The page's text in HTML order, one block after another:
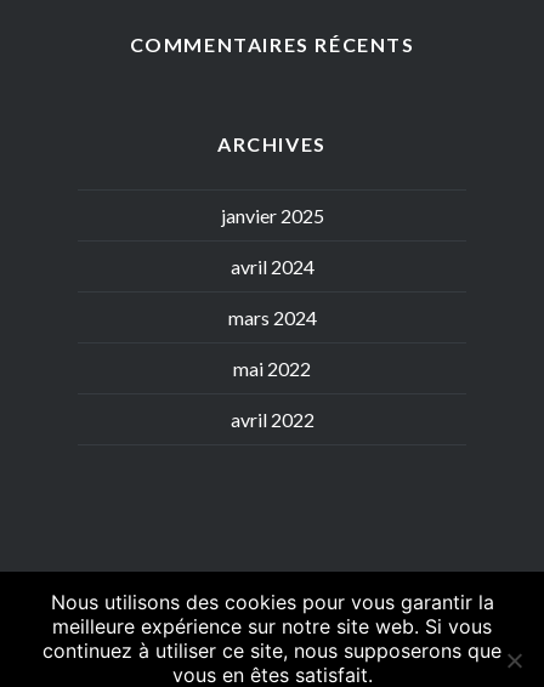
COMMENTAIRES RÉCENTS
ARCHIVES
janvier 2025
avril 2024
mars 2024
mai 2022
avril 2022
Généralités
Petites
espèces
Moyennes
espèces
Grandes
espèces
Nous utilisons des cookies pour vous garantir la
meilleure expérience sur notre site web. Si vous
continuez à utiliser ce site, nous supposerons que
vous en êtes satisfait.